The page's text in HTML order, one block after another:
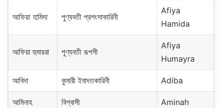
আফিয়া হামিদা পুণ্যবতী প্রশংসাকারিনী
Afiya
Hamida
আফিয়া হুমায়রা পুণ্যবতী রূপসী
Afiya
Humayra
আবিদা কুমারী ইবাদতকারিনী Adiba
আমিনাহ বিশ্বাসী Aminah